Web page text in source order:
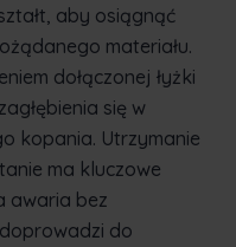
aby osiągnąć
materiału.
dołączonej łyżki
się w
kopania. Utrzymanie
ma kluczowe
awaria bez
do